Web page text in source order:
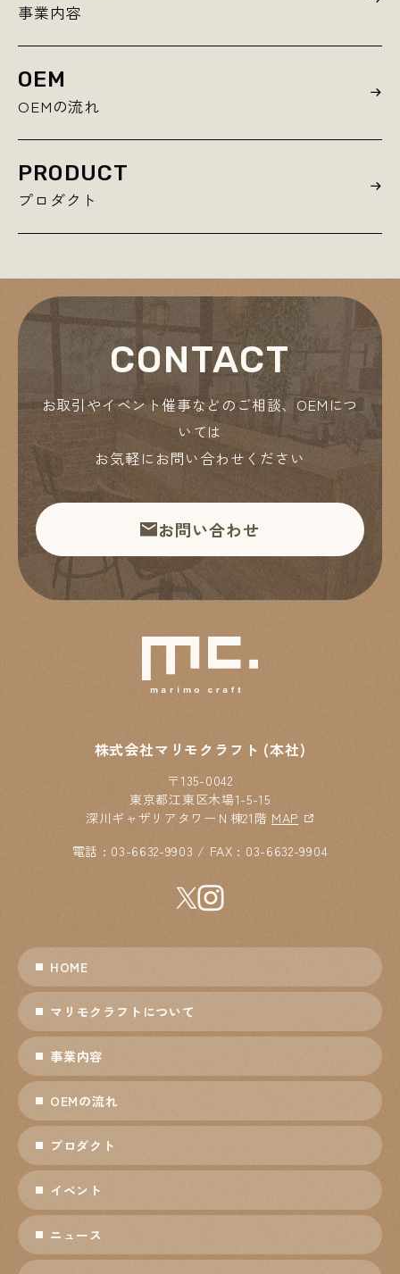
事業内容
OEM
OEMの流れ
PRODUCT
プロダクト
CONTACT
お取引やイベント催事などのご相談、OEMにつ
いては
お気軽にお問い合わせください
お問い合わせ
株式会社マリモクラフト (本社)
〒135-0042
東京都江東区木場1-5-15
深川ギャザリアタワーＮ棟21階 MAP
電話 : 03-6632-9903 / FAX : 03-6632-9904
HOME
マリモクラフトについて
事業内容
OEMの流れ
プロダクト
イベント
ニュース